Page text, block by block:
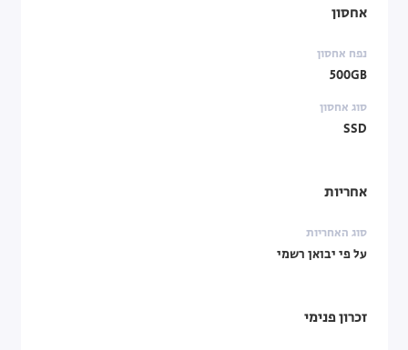
אחסון
נפח אחסון
500GB
סוג אחסון
SSD
אחריות
סוג האחריות
על פי יבואן רשמי
זכרון פנימי